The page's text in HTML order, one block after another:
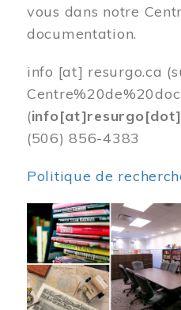
vous dans notre
documentation.
info [at] resurgo.ca
(
(506) 856-4383
Politique de
Image